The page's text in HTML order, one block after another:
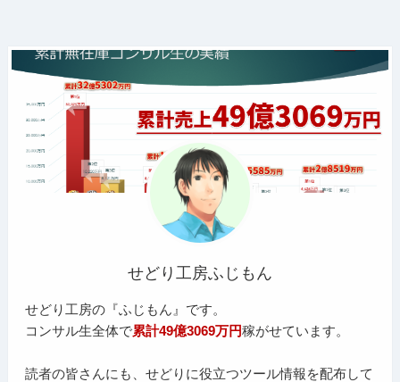
せどり工房ふじもん
せどり工房の『ふじもん』です。
コンサル生全体で累計49億3069万円稼がせています。
読者の皆さんにも、せどりに役立つツール情報を配布して